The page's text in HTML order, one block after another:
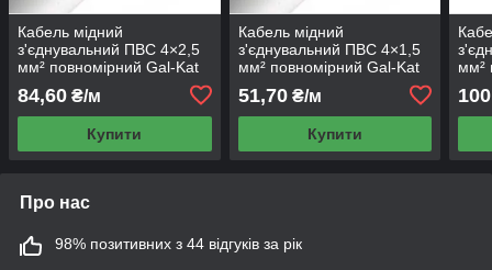
Кабель мідний
з'єднувальний ПВС 4×2,5
мм² повномірний Gal-Kat
84,60 ₴/м
Купити
Кабель мідний
з'єднувальний ПВС 4×1,5
мм² повномірний Gal-Kat
51,70₴/м
Купити
мм²
Про нас
98% позитивних з 44 відгуків за рік